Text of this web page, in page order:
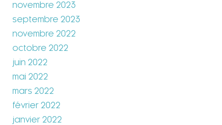
novembre 2023
septembre 2023
novembre 2022
octobre 2022
juin 2022
mai 2022
mars 2022
février 2022
janvier 2022